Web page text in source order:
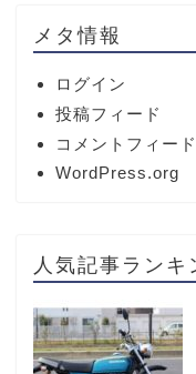
メタ情報
ログイン
投稿フィード
コメントフィード
WordPress.org
人気記事ランキ